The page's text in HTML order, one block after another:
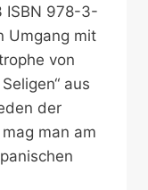
ISBN 978-3-
Umgang mit
von
aus
der
man am